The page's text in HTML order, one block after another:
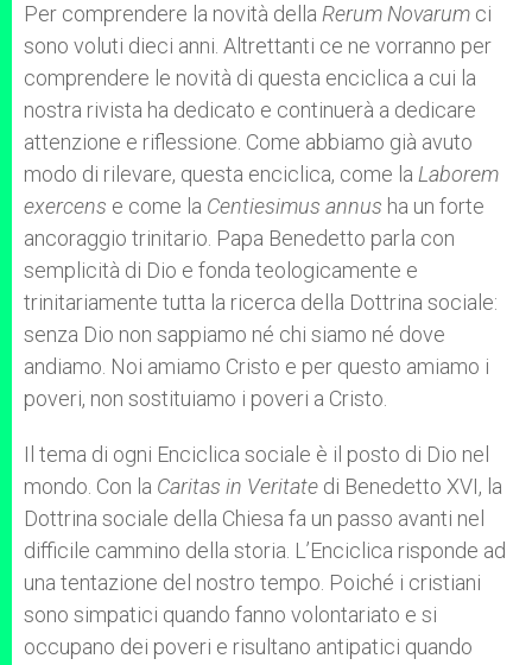
Per comprendere la novità della Rerum Novarum ci
sono voluti dieci anni. Altrettanti ce ne vorranno per
comprendere le novità di questa enciclica a cui la
nostra rivista ha dedicato e continuerà a dedicare
attenzione e riflessione. Come abbiamo già avuto
modo di rilevare, questa enciclica, come la Laborem
exercens e come la Centiesimus annus ha un forte
ancoraggio trinitario. Papa Benedetto parla con
semplicità di Dio e fonda teologicamente e
trinitariamente tutta la ricerca della Dottrina sociale:
senza Dio non sappiamo né chi siamo né dove
andiamo. Noi amiamo Cristo e per questo amiamo i
poveri, non sostituiamo i poveri a Cristo.
Il tema di ogni Enciclica sociale è il posto di Dio nel
mondo. Con la Caritas in Veritate di Benedetto XVI, la
Dottrina sociale della Chiesa fa un passo avanti nel
difficile cammino della storia. L’Enciclica risponde ad
una tentazione del nostro tempo. Poiché i cristiani
sono simpatici quando fanno volontariato e si
occupano dei poveri e risultano antipatici quando